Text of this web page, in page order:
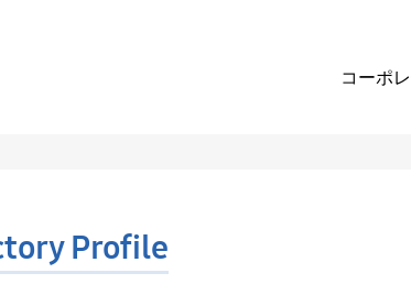
コーポ
Profile